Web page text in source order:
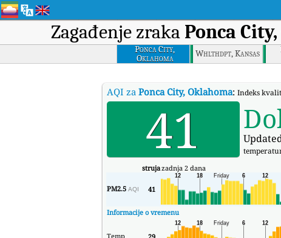
Zagađenje zraka Ponca
Ponca City,
Oklahoma
Whlthdpt, Kansas
AQI za Ponca City, Oklahoma: Indeks
41
strujazadnja 2 dana
PM2.5 AQI 41
Informacije o vremenu
Temp